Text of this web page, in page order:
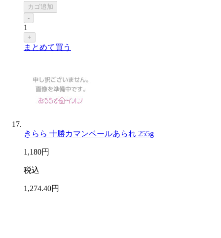
カゴ追加
-
1
+
まとめて買う
きらら 十勝カマンベールあられ 255g
1,180円
税込
1,274.40円